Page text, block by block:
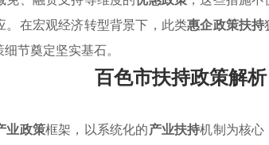
。在宏观经济转型背景下，此类惠企政策扶持
节奠定坚实基石。
百色市扶持政策解析
业政策框架，以系统化的产业扶持机制为核心